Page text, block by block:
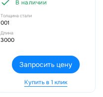
В наличии
Толщина стали
001
Длина
3000
Запросить цену
Купить в 1 клик